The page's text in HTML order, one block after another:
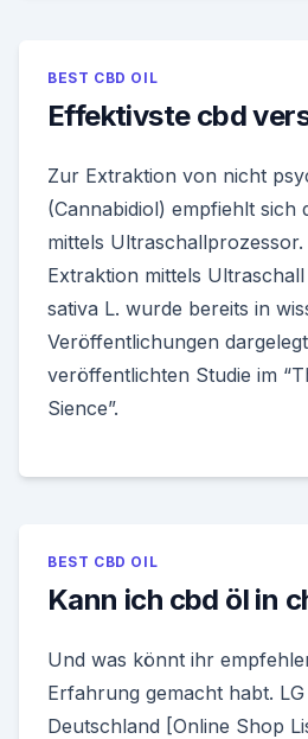
BEST CBD OIL
Effektivste cbd
Zur Extraktion von nicht
(Cannabidiol) empfiehlt sich
mittels
Extraktion mittels
sativa L. wurde bereits in
Veröffentlichungen
veröffentlichten Studie im
Sience”.
BEST CBD OIL
Kann ich cbd öl in
Und was könnt ihr
Erfahrung gemacht habt.
Deutschland [Online Shop